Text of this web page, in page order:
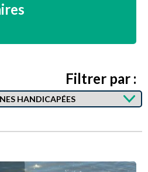
Filtrer par :